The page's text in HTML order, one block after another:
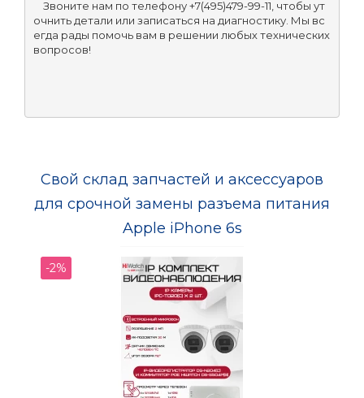
очнить детали или записаться на диагностику. Мы вс
егда рады помочь вам в решении любых технических
вопросов!
Свой склад запчастей и аксессуаров
для срочной замены разъема питания
Apple iPhone 6s
-2%